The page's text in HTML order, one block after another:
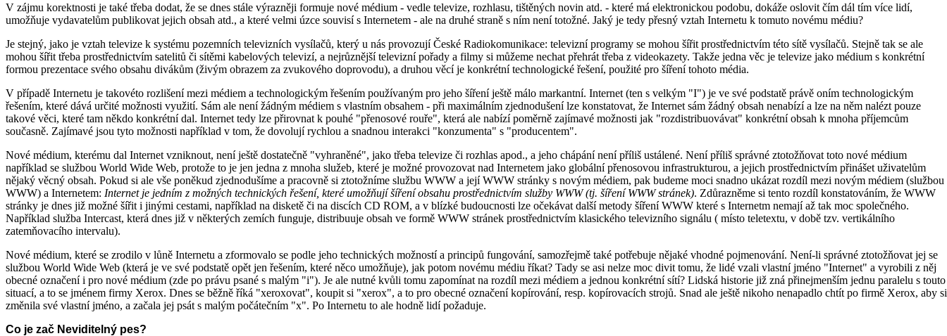
V zájmu korektnosti je také třeba dodat, že se dnes stále výrazněji formuje nové médium - vedle televize, rozhlasu, tištěných novin atd. - které má elektronickou podobu, dokáže oslovit čím dál tím více lidí,
umožňuje vydavatelům publikovat jejich obsah atd., a které velmi úzce souvisí s Internetem - ale na druhé straně s ním není totožné. Jaký je tedy přesný vztah Internetu k tomuto novému médiu?
Je stejný, jako je vztah televize k systému pozemních televizních vysílačů, který u nás provozují České Radiokomunikace: televizní programy se mohou šířit prostřednictvím této sítě vysílačů. Stejně tak se ale
mohou šířit třeba prostřednictvím satelitů či sítěmi kabelových televizí, a nejrůznější televizní pořady a filmy si můžeme nechat přehrát třeba z videokazety. Takže jedna věc je televize jako médium s konkrétní
formou prezentace svého obsahu divákům (živým obrazem za zvukového doprovodu), a druhou věcí je konkrétní technologické řešení, použité pro šíření tohoto média.
V případě Internetu je takovéto rozlišení mezi médiem a technologickým řešením používaným pro jeho šíření ještě málo markantní. Internet (ten s velkým "I") je ve své podstatě právě oním technologickým
řešením, které dává určité možnosti využití. Sám ale není žádným médiem s vlastním obsahem - při maximálním zjednodušení lze konstatovat, že Internet sám žádný obsah nenabízí a lze na něm nalézt pouze
takové věci, které tam někdo konkrétní dal. Internet tedy lze přirovnat k pouhé "přenosové rouře", která ale nabízí poměrně zajímavé možnosti jak "rozdistribuovávat" konkrétní obsah k mnoha příjemcům
současně. Zajímavé jsou tyto možnosti například v tom, že dovolují rychlou a snadnou interakci "konzumenta" s "producentem".
Nové médium, kterému dal Internet vzniknout, není ještě dostatečně "vyhraněné", jako třeba televize či rozhlas apod., a jeho chápání není příliš ustálené. Není příliš správné ztotožňovat toto nové médium
například se službou World Wide Web, protože to je jen jedna z mnoha služeb, které je možné provozovat nad Internetem jako globální přenosovou infrastrukturou, a jejich prostřednictvím přinášet uživatelům
nějaký věcný obsah. Pokud si ale vše poněkud zjednodušíme a pracovně si ztotožníme službu WWW a její WWW stránky s novým médiem, pak budeme moci snadno ukázat rozdíl mezi novým médiem (službou
WWW) a Internetem: Internet je jedním z možných technických řešení, které umožňují šíření obsahu prostřednictvím služby WWW (tj. šíření WWW stránek). Zdůrazněme si tento rozdíl konstatováním, že WWW
stránky je dnes již možné šířit i jinými cestami, například na disketě či na discích CD ROM, a v blízké budoucnosti lze očekávat další metody šíření WWW které s Internetm nemají až tak moc společného.
Například služba Intercast, která dnes již v některých zemích funguje, distribuuje obsah ve formě WWW stránek prostřednictvím klasického televizního signálu ( místo teletextu, v době tzv. vertikálního
zatemňovacího intervalu).
Nové médium, které se zrodilo v lůně Internetu a zformovalo se podle jeho technických možností a principů fungování, samozřejmě také potřebuje nějaké vhodné pojmenování. Není-li správné ztotožňovat jej se
službou World Wide Web (která je ve své podstatě opět jen řešením, které něco umožňuje), jak potom novému médiu říkat? Tady se asi nelze moc divit tomu, že lidé vzali vlastní jméno "Internet" a vyrobili z něj
obecné označení i pro nové médium (zde po právu psané s malým "i"). Je ale nutné kvůli tomu zapomínat na rozdíl mezi médiem a jednou konkrétní sítí? Lidská historie již zná přinejmenším jednu paralelu s touto
situací, a to se jménem firmy Xerox. Dnes se běžně říká "xeroxovat", koupit si "xerox", a to pro obecné označení kopírování, resp. kopírovacích strojů. Snad ale ještě nikoho nenapadlo chtít po firmě Xerox, aby si
změnila své vlastní jméno, a začala jej psát s malým počátečním "x". Po Internetu to ale hodně lidí požaduje.
Co je zač Neviditelný pes?